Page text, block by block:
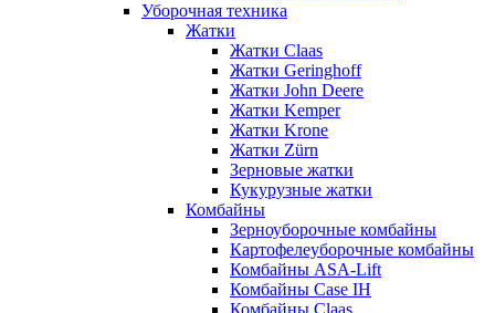
Уборочная техника
Жатки
Жатки Claas
Жатки Geringhoff
Жатки John Deere
Жатки Kemper
Жатки Krone
Жатки Zürn
Зерновые жатки
Кукурузные жатки
Комбайны
Зерноуборочные комбайны
Картофелеуборочные комбайны
Комбайны ASA-Lift
Комбайны Case IH
Комбайны Claas